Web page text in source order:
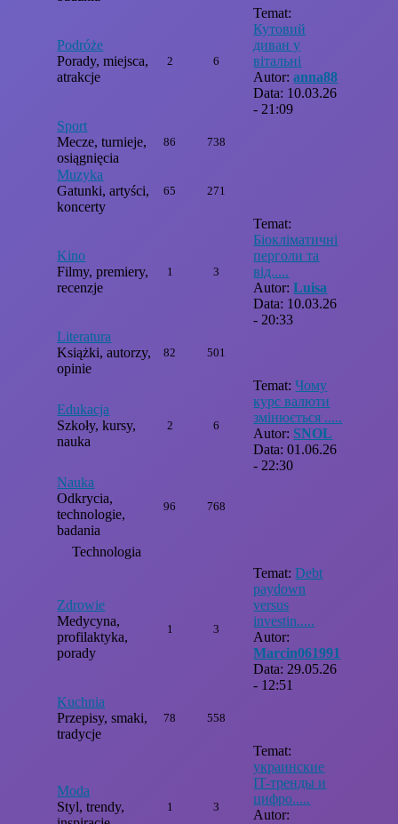
Podróże
Porady, miejsca,
atrakcje
2 6
Temat:
Кутовий
диван у
вітальні
Autor:anna88
Data: 10.03.26
- 21:09
Sport
Mecze, turnieje,
osiągnięcia
86 738
Muzyka
Gatunki, artyści,
koncerty
65 271
Kino
Filmy, premiery,
recenzje
1 3
Temat:
Біокліматичні
перголи та
від.....
Autor:Luisa
Data: 10.03.26
- 20:33
Literatura
Książki, autorzy,
opinie
82 501
Edukacja
Szkoły, kursy,
nauka
2 6
Temat:Чому
курс валюти
змінюється .....
Autor: SNOL
Data: 01.06.26
- 22:30
Nauka
Odkrycia,
technologie,
badania
96 768
Technologia
Zdrowie
Medycyna,
profilaktyka,
porady
1 3
Temat:Debt
paydown
versus
investin.....
Autor:
Marcin061991
Data: 29.05.26
- 12:51
Kuchnia
Przepisy, smaki,
tradycje
78 558
Moda
Styl, trendy,
1 3
Temat:
украинские
IT-тренды и
цифро.....
Autor: